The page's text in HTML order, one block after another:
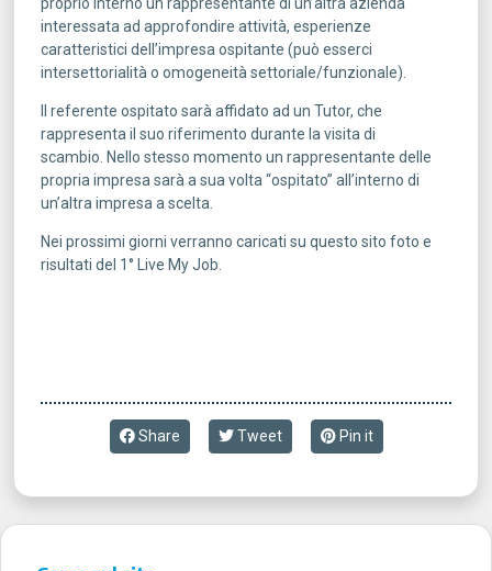
interessata ad approfondire attività, esperienze
caratteristici dell’impresa ospitante (può esserci
intersettorialità o omogeneità settoriale/funzionale).
Il referente ospitato sarà affidato ad un Tutor, che
rappresenta il suo riferimento durante la visita di
scambio. Nello stesso momento un rappresentante delle
propria impresa sarà a sua volta “ospitato” all’interno di
un’altra impresa a scelta.
Nei prossimi giorni verranno caricati su questo sito foto e
risultati del 1° Live My Job.
Share Tweet Pin it